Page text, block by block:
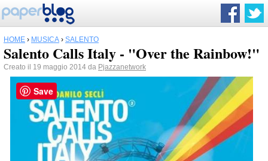
HOME › MUSICA › SALENTO
Salento Calls Italy - "Over the Rainbow!"
Creato il 19 maggio 2014 da Pjazzanetwork
Save